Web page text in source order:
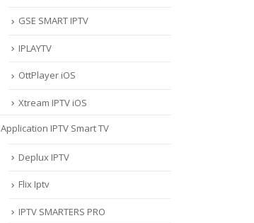
‎GSE SMART IPTV
IPLAYTV
OttPlayer iOS
Xtream IPTV iOS
Application IPTV Smart TV
Deplux IPTV
Flix Iptv
IPTV SMARTERS PRO